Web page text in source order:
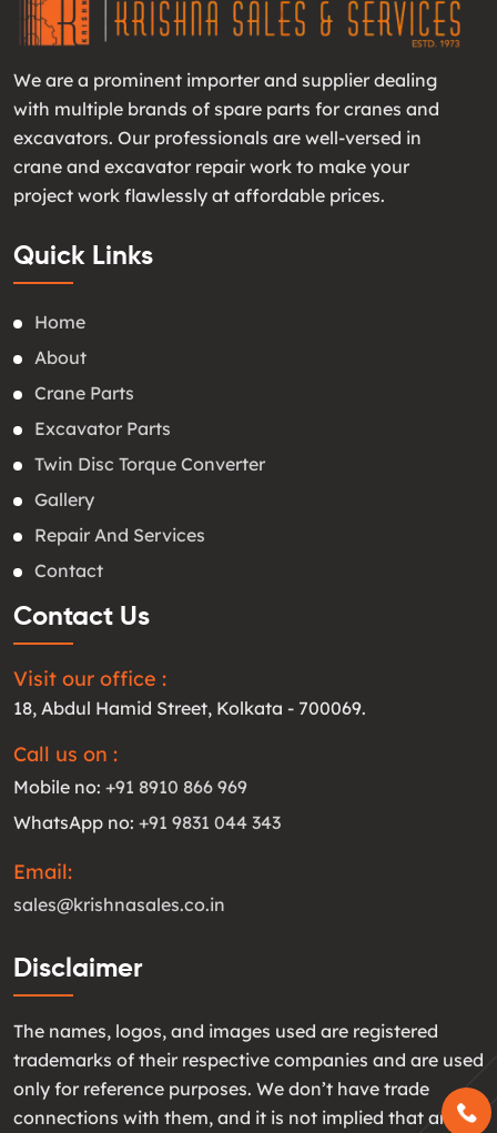
We are a prominent importer and supplier dealing
with multiple brands of spare parts for cranes and
excavators. Our professionals are well-versed in
crane and excavator repair work to make your
project work flawlessly at affordable prices.
Quick Links
Home
About
Crane Parts
Excavator Parts
Twin Disc Torque Converter
Gallery
Repair And Services
Contact
Contact Us
Visit our office :
18, Abdul Hamid Street, Kolkata - 700069.
Call us on :
Mobile no: +91 8910 866 969
WhatsApp no: +91 9831 044 343
Email:
sales@krishnasales.co.in
Disclaimer
The names, logos, and images used are registered
trademarks of their respective companies and are used
only for reference purposes. We don’t have trade
connections with them, and it is not implied that any